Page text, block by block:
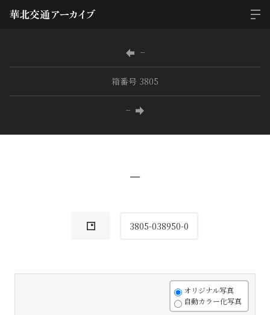
−
箱番号 3805
−
−
3805-038950-0
オリジナル写真
自動カラー化写真